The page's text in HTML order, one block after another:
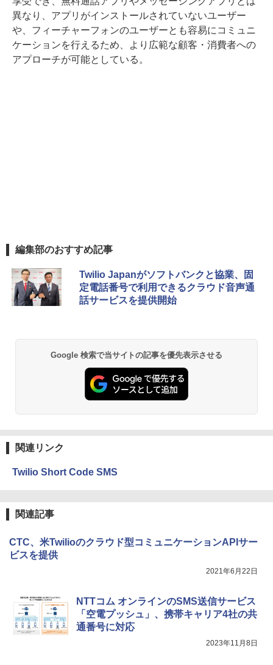
異なり、アプリがインストールされていないユーザー
や、フィーチャーフォンのユーザーとも容易にコミュニ
ケーションを行えるため、より広範な顧客・消費者への
アプローチが可能としている。
編集部のおすすめ記事
Twilio Japanがソフトバンクと協業、固
定電話番号で利用できるクラウド音声通
話サービスを提供開始
Google 検索で当サイトの記事を優先表示させる
関連リンク
Twilio Short Code SMS
関連記事
CTC、米Twilioのクラウド型コミュニケーションAPIサー
ビスを提供
2021年6月22日
NTTコム オンラインのSMS送信サービス
「空電プッシュ」、携帯キャリア4社の共
通番号に対応
2023年11月8日